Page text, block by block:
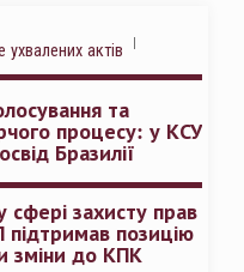
актів
та
процесу: у КСУ
Бразилії
сфері захисту прав
позицію
зміни до КПК